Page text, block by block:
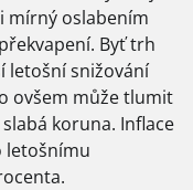
mírný oslabením
Byť trh
letošní snižování
ovšem může tlumit
koruna. Inflace
letošnímu